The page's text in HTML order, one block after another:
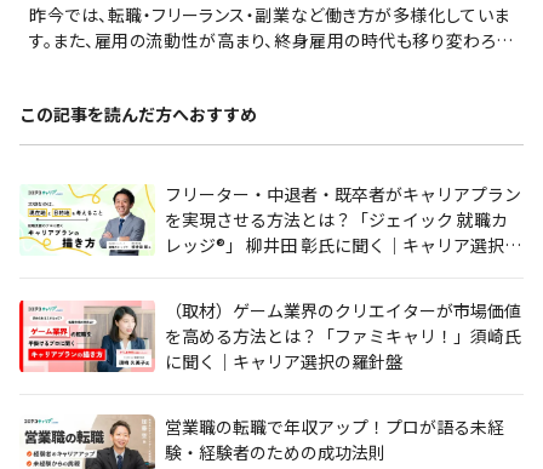
昨今では、転職・フリーランス・副業など働き方が多様化していま
す。また、雇用の流動性が高まり、終身雇用の時代も移り変わろう
します。
この記事を読んだ方へおすすめ
フリーター・中退者・既卒者がキャリアプラン
を実現させる方法とは？「ジェイック 就職カ
レッジ®」 柳井田 彰氏に聞く｜キャリア選択の
（取材）ゲーム業界のクリエイターが市場価値
を高める方法とは？「ファミキャリ！」須崎氏
に聞く｜キャリア選択の羅針盤
営業職の転職で年収アップ！プロが語る未経
験・経験者のための成功法則